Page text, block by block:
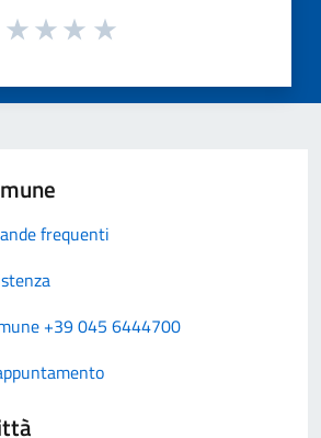
frequenti
+39 045 6444700